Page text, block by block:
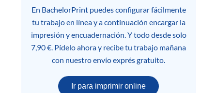
En BachelorPrint puedes configurar fácilmente
tu trabajo en línea y a continuación encargar la
impresión y encuadernación. Y todo desde solo
7,90 €. Pídelo ahora y recibe tu trabajo mañana
con nuestro envío exprés gratuito.
Ir para imprimir online